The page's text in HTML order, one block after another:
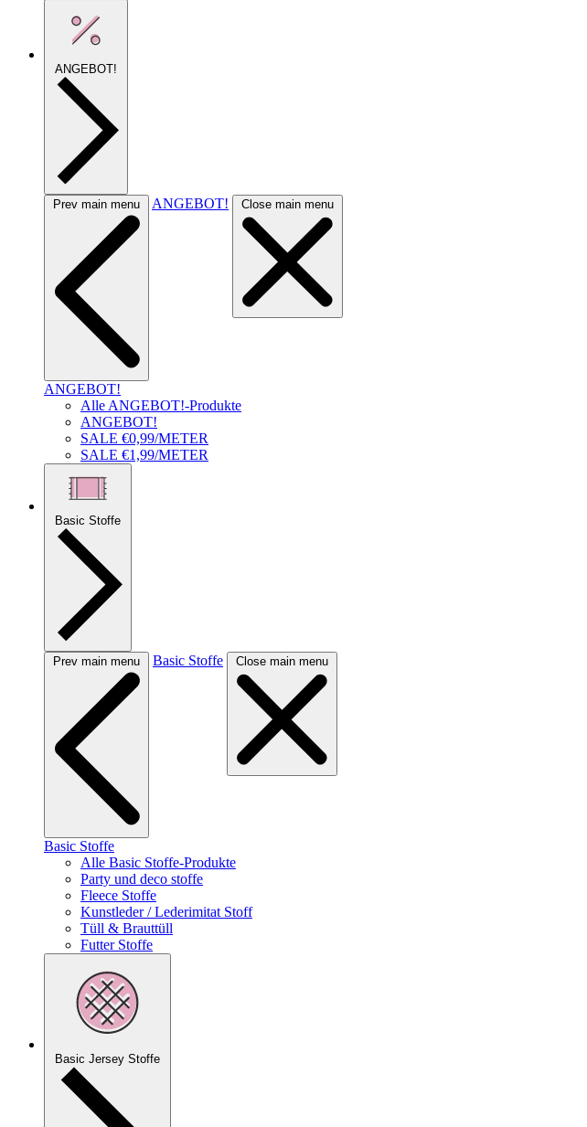
ANGEBOT!
Prev main menu ANGEBOT! Close main menu
ANGEBOT!
Alle ANGEBOT!-Produkte
ANGEBOT!
SALE €0,99/METER
SALE €1,99/METER
Basic Stoffe
Prev main menu Basic Stoffe Close main menu
Basic Stoffe
Alle Basic Stoffe-Produkte
Party und deco stoffe
Fleece Stoffe
Kunstleder / Lederimitat Stoff
Tüll & Brauttüll
Futter Stoffe
Basic Jersey Stoffe